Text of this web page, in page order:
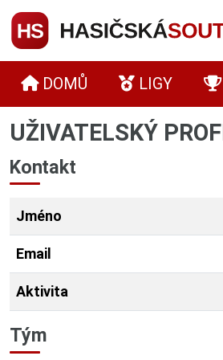
DOMŮ LIGY
UŽIVATELSKÝ
Kontakt
Jméno
Email
Aktivita
Tým